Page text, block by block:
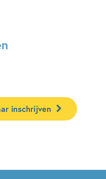
inschrijven